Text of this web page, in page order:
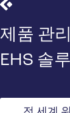
제품 관
EHS 솔